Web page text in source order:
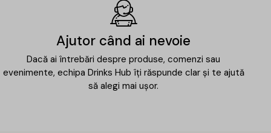
Ajutor când ai nevoie
Dacă ai întrebări despre produse, comenzi sau
evenimente, echipa Drinks Hub îți răspunde clar și te ajută
să alegi mai ușor.